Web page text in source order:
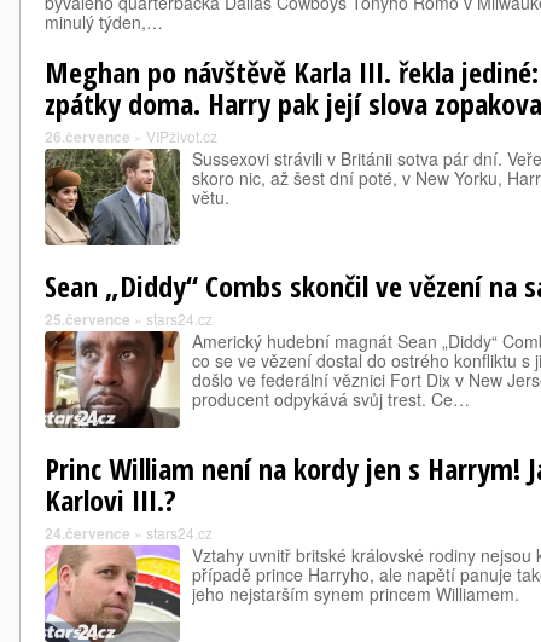
minulý týden,…
Meghan po návštěvě Karla III. řekla
zpátky doma. Harry pak její slova
26.července » VIPživot.cz
Sussexovi strávili v Británii sotva pár dní.
skoro nic, až šest dní poté, v New Yorku,
větu.
Sean „Diddy“ Combs skončil ve vězení na
25.července » stars24.cz
Americký hudební magnát Sean „Diddy“
co se ve vězení dostal do ostrého konfliktu s
došlo ve federální věznici Fort Dix v New
producent odpykává svůj trest. Ce…
Princ William není na kordy jen s Harrym!
Karlovi III.?
24.července » stars24.cz
Vztahy uvnitř britské královské rodiny nejsou
případě prince Harryho, ale napětí panuje
jeho nejstarším synem princem Williamem.